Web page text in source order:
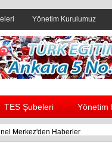
Yönetim Kurulumuz
Header yanı reklam alanı
TES Şubeleri Yönetim
Merkez'den Haberler